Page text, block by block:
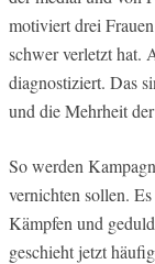
motiviert drei
schwer verletzt hat.
diagnostiziert. Das
und die Mehrheit
So werden
vernichten sollen.
Kämpfen und
geschieht jetzt